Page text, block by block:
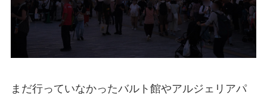
まだ行っていなかったバルト館やアルジェリアパ